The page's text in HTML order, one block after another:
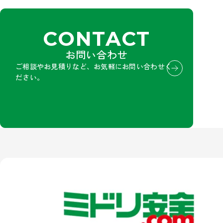
CONTACT
お問い合わせ
ご相談やお見積りなど、お気軽にお問い合わせく
ださい。